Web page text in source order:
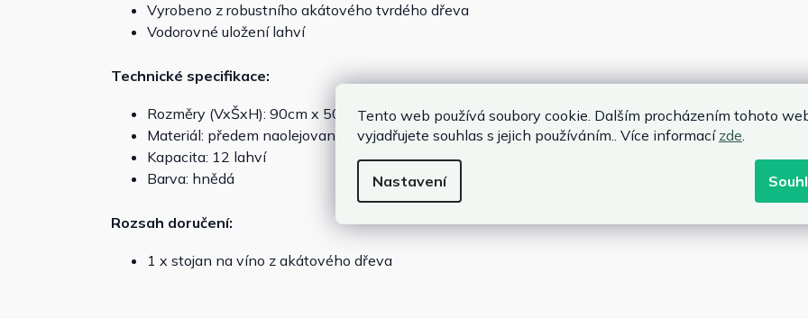
Tento web používá soubory cookie. Dalším procházením tohoto
vyjadřujete souhlas s jejich používáním.. Více informací zde.
Nastavení
Vyrobeno z robustního akátového tvrdého dřeva
Vodorovné uložení lahví
Technické specifikace:
Rozměry (VxŠxH): 90cm x 50cm x 30cm
Materiál: předem naolejované akátové tvrdé dřevo
Kapacita: 12 lahví
Barva: hnědá
Rozsah doručení:
1 x stojan na víno z akátového dřeva